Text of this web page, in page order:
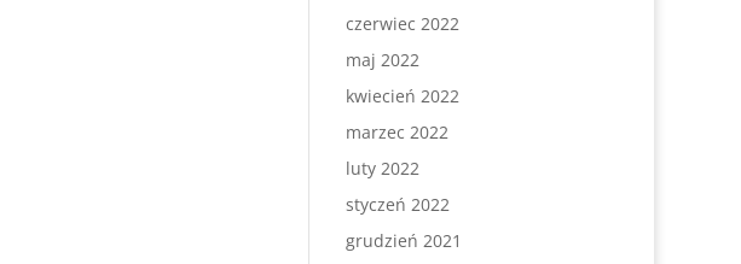
czerwiec 2022
maj 2022
kwiecień 2022
marzec 2022
luty 2022
styczeń 2022
grudzień 2021